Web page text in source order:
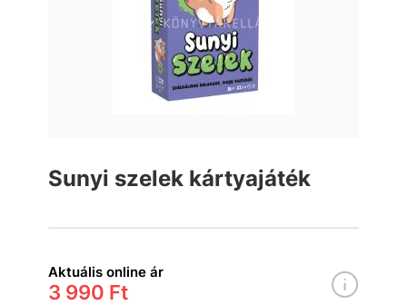
Sunyi szelek kártyajáték
Aktuális online ár
3 990 Ft